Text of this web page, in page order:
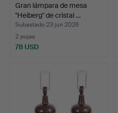
Gran lámpara de mesa
"Heiberg" de cristal …
Subastado 23 jun 2026
2 pujas
78 USD